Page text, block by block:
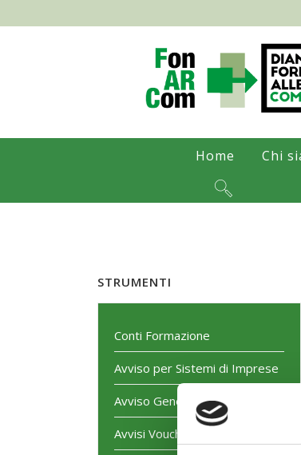
Home Chi
STRUMENTI
Conti Formazione
Avviso per Sistemi di Imprese
Avviso Generalista
Avvisi Voucher